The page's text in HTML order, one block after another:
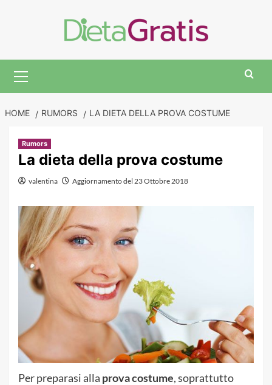
Menu
HOME RUMORS LA DIETA DELLA PROVA COSTUME
Rumors
La dieta della prova costume
valentina Aggiornamento del 23 Ottobre 2018
Per preparasi alla prova costume, soprattutto